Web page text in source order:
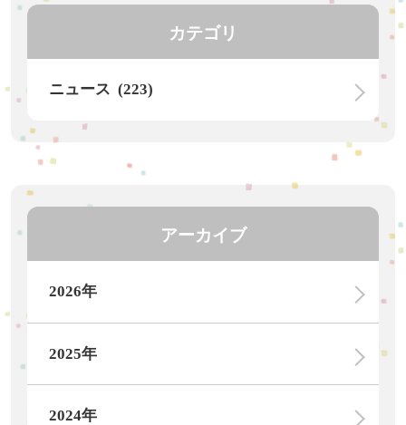
カテゴリ
ニュース (223)
アーカイブ
2026年
2025年
2024年